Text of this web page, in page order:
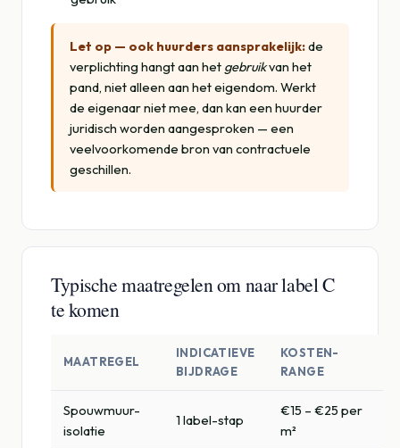
Let op — ook huurders aansprakelijk:de
verplichting hangt aan het gebruikvan het
pand, niet alleen aan het eigendom. Werkt
de eigenaar niet mee, dan kan een huurder
juridisch worden aangesproken — een
veelvoorkomende bron van contractuele
geschillen.
Typische maatregelen om naar label C
te komen
MAATREGEL
INDICATIEVE
BIJDRAGE
KOSTEN-
RANGE
Spouwmuur-
isolatie
1 label-stap
€15 – €25 per
m²